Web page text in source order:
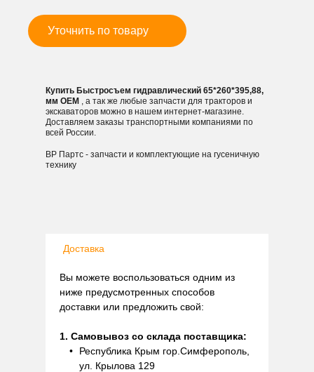
Уточнить по товару
Купить Быстросъем гидравлический 65*260*395,88,
мм OEM , а так же любые запчасти для тракторов и
экскаваторов можно в нашем интернет-магазине.
Доставляем заказы транспортными компаниями по
всей России.
ВР Партс - запчасти и комплектующие на гусеничную
технику
Доставка
Вы можете воспользоваться одним из
ниже предусмотренных способов
доставки или предложить свой:
1. Самовывоз со склада поставщика:
Республика Крым гор.Симферополь,
ул. Крылова 129